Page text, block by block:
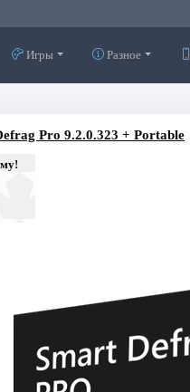
Игры Разное
Pro 9.2.0.323 + Portable